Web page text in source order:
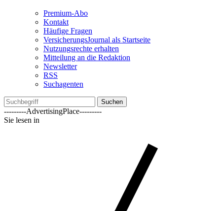
Premium-Abo
Kontakt
Häufige Fragen
VersicherungsJournal als Startseite
Nutzungsrechte erhalten
Mitteilung an die Redaktion
Newsletter
RSS
Suchagenten
Suchen
---------AdvertisingPlace---------
Sie lesen in